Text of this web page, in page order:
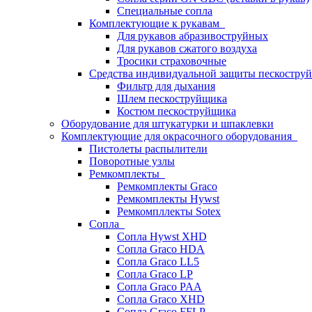
Специальные сопла
Комплектующие к рукавам
Для рукавов абразивоструйных
Для рукавов сжатого воздуха
Тросики страховочные
Средства индивидуальной защиты
Фильтр для дыхания
Шлем пескоструйщика
Костюм пескоструйщика
Оборудование для штукатурки и шпаклевки
Комплектующие для окрасочного оборудования
Пистолеты распылители
Поворотные узлы
Ремкомплекты
Ремкомплекты Graco
Ремкомплекты Hywst
Ремкомпллекты Sotex
Сопла
Сопла Hywst XHD
Сопла Graco HDA
Сопла Graco LL5
Сопла Graco LP
Сопла Graco PAA
Сопла Graco XHD